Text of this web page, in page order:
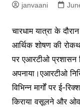
janvaani
चारधाम यात्रा के
आर्थिक शोषण की
पर एआरटीओ प्रशासन
अपनाया।एआरटीओ
विभिन्न मार्गों पर ई-
किराया वसूलने और